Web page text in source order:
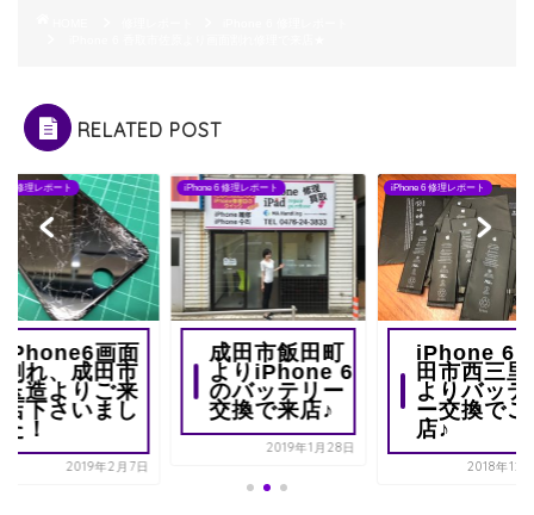
RELATED POST
6 修理レポート
iPhone6画面
割れ、成田市
玉造よりご来
店下さいまし
た！
2019年2月7日
iPhone 6 修理レポート
成田市飯田町
よりiPhone 6
のバッテリー
交換で来店♪
2019年1月28日
iPhone 6 修理レポート
iPhone 6
田市西三里
よりバッテ
ー交換でご
店♪
2018年12